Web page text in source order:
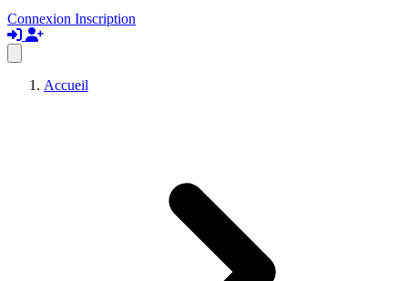
Connexion Inscription
Accueil